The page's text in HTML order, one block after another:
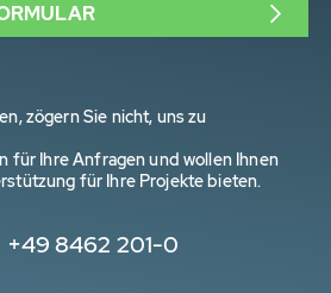
zögern Sie nicht, uns zu
für Ihre Anfragen und wollen Ihnen
für Ihre Projekte bieten.
+49 8462 201-0